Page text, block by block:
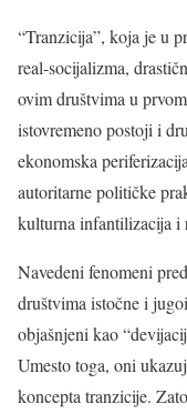
“Tranzicija”, koja je u
real-socijalizma,
ovim društvima u
istovremeno postoji i
ekonomska
autoritarne političke
kulturna infantilizacija i
Navedeni fenomeni
društvima istočne i
objašnjeni kao
Umesto toga, oni
koncepta tranzicije.